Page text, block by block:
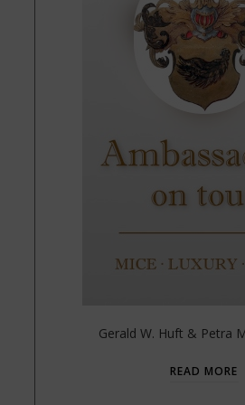
Gerald W. Huft & Petra
READ MORE